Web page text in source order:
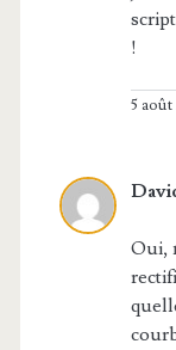
!
5 août
Oui,